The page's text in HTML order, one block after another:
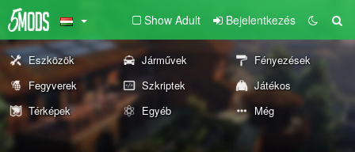
Show Adult Bejelentkezés
Eszközök Járművek
Fényezések
Fegyverek
Szkriptek
Játékos
Térképek
Egyéb Még